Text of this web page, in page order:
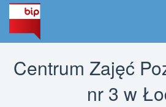
Centrum Zajęć
nr 3 w